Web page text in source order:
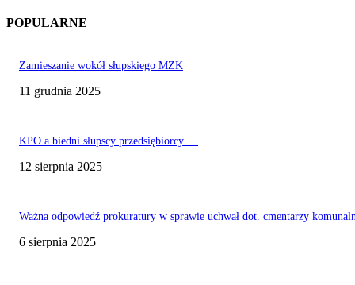
POPULARNE
Zamieszanie wokół słupskiego MZK
11 grudnia 2025
KPO a biedni słupscy przedsiębiorcy….
12 sierpnia 2025
Ważna odpowiedź prokuratury w sprawie uchwał dot. cmentarzy
6 sierpnia 2025